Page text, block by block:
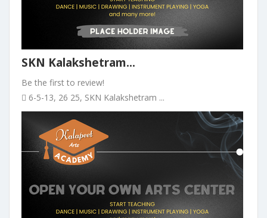
SKN Kalakshetram...
Be the first to review!
6-5-13, 26 25, SKN Kalakshetram ...